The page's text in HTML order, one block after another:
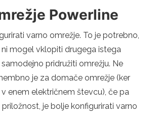
Powerline
varno omrežje. To je potrebno,
mogel vklopiti drugega istega
pridružiti omrežju. Ne
je za domače omrežje (ker
enem električnem števcu), če pa
je bolje konfigurirati varno